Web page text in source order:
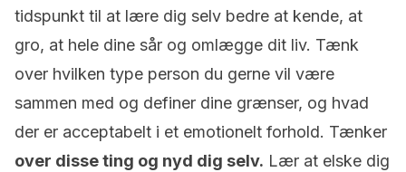
tidspunkt til at lære dig selv bedre at kende, at
gro, at hele dine sår og omlægge dit liv. Tænk
over hvilken type person du gerne vil være
sammen med og definer dine grænser, og hvad
der er acceptabelt i et emotionelt forhold. Tænker
over disse ting og nyd dig selv. Lær at elske dig